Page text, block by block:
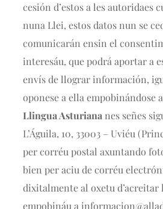
cesión d’estos a les autoridaes
nuna Llei, estos datos nun se
comunicarán ensin el
interesáu, que podrá aportar a
envís de llograr información,
oponese a ella empobinándose a
Llingua Asturiana nes señes
L’Águila, 10, 33003 – Uviéu
per corréu postal axuntando
bien per aciu de corréu
dixitalmente al oxetu d’acreitar
empobináu a